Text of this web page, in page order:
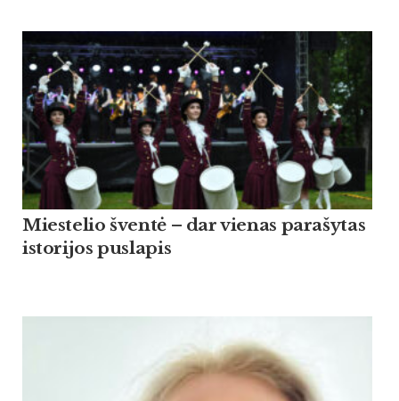
Miestelio šventė – dar vienas parašytas
istorijos puslapis